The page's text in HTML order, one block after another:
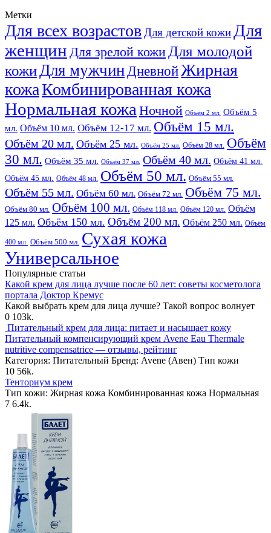
Метки
Для всех возрастов Для детской кожи Для
женщин Для зрелой кожи Для молодой
кожи Для мужчин ДневнойЖирная
кожаКомбинированная кожа
Нормальная кожа Ночной Объём 2 мл.
Объём 5
мл. Объём 10 мл. Объём 12-17 мл. Объём 15 мл.
Объём 20 мл. Объём 25 мл. Объём 25 мл. Объём 28 мл. Объём
30 мл. Объём 35 мл. Объём 37 мл. Объём 40 мл. Объём 41 мл.
Объём 45 мл. Объём 48 мл. Объём 50 мл. Объём 55 мл.
Объём 55 мл. Объём 60 мл. Объём 72 мл. Объём 75 мл.
Объём 80 мл. Объём 100 мл. Объём 118 мл. Объём 120 мл. Объём
125 мл. Объём 150 мл. Объём 200 мл. Объём 250 мл. Объём
400 мл. Объём 500 мл. Сухая кожа
Универсальное
Популярные статьи
Какой крем для лица лучше после 60 лет: советы косметолога
портала Доктор Кремус
Какой выбрать крем для лица лучше? Такой вопрос волнует
0 103k.
Питательный крем для лица: питает и насыщает кожу
Питательный компенсирующий крем Avene Eau Thermale
nutritive compensatrice — отзывы, рейтинг
Категория: Питательный Бренд: Avene (Авен) Тип кожи
10 56k.
Тенториум крем
Тип кожи: Жирная кожа Комбинированная кожа Нормальная
7 6.4k.